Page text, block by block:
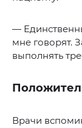
—
мне говорят.
выполнять
Врачи